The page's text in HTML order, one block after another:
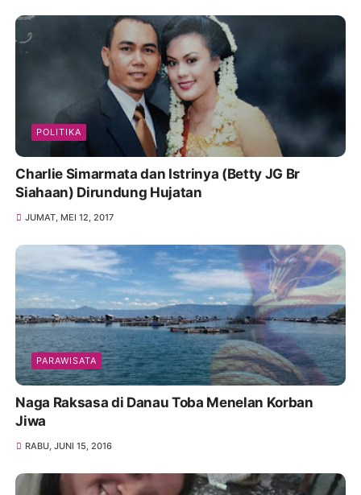
POLITIKA
Charlie Simarmata dan Istrinya (Betty JG Br
Siahaan) Dirundung Hujatan
JUMAT, MEI 12, 2017
PARAWISATA
Naga Raksasa di Danau Toba Menelan Korban
Jiwa
RABU, JUNI 15, 2016